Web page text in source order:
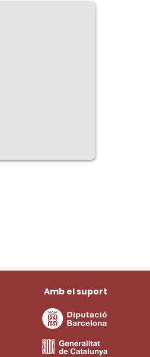
Amb el suport